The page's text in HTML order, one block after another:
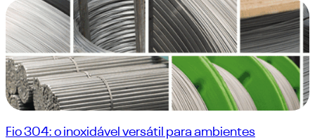
Fio 304: o inoxidável versátil para ambientes